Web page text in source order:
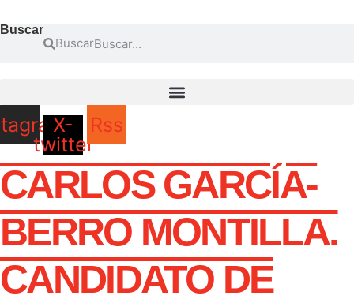
Buscar
Buscar
X-
twitter
Rss
CARLOS GARCÍA-
BERRO MONTILLA.
CANDIDATO DE